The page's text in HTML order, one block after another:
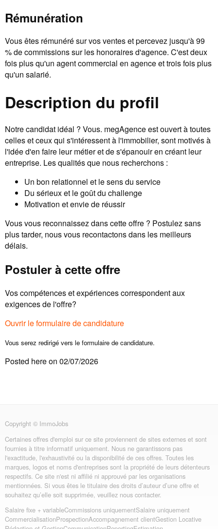
Rémunération
Vous êtes rémunéré sur vos ventes et percevez jusqu'à 99
% de commissions sur les honoraires d'agence. C'est deux
fois plus qu'un agent commercial en agence et trois fois plus
qu'un salarié.
Description du profil
Notre candidat idéal ? Vous. megAgence est ouvert à toutes
celles et ceux qui s'intéressent à l'immobilier, sont motivés à
l'idée d'en faire leur métier et de s'épanouir en créant leur
entreprise. Les qualités que nous recherchons :
Un bon relationnel et le sens du service
Du sérieux et le goût du challenge
Motivation et envie de réussir
Vous vous reconnaissez dans cette offre ? Postulez sans
plus tarder, nous vous recontactons dans les meilleurs
délais.
Postuler à cette offre
Vos compétences et expériences correspondent aux
exigences de l'offre?
Ouvrir le formulaire de candidature
Vous serez redirigé vers le formulaire de candidature.
Posted here on 02/07/2026
Copyright © ImmoJobs
Certaines offres d'emploi sur ce site proviennent de sites externes et sont
fournies à titre informatif uniquement. Nous ne garantissons pas
l'exactitude, l'exhaustivité ou la disponibilité de ces offres. Toutes les
marques, logos et noms d'entreprises sont la propriété de leurs détenteurs
respectifs. Ce site n'est ni affilié ni approuvé par les organisations
mentionnées. Si vous êtes le titulaire des droits d’auteur d’une offre et
souhaitez qu’elle soit supprimée, veuillez nous contacter.
Salaire fixe + variableCommissions uniquementSalaire uniquement
CommercialisationProspectionAccompagnement clientGestion Locative